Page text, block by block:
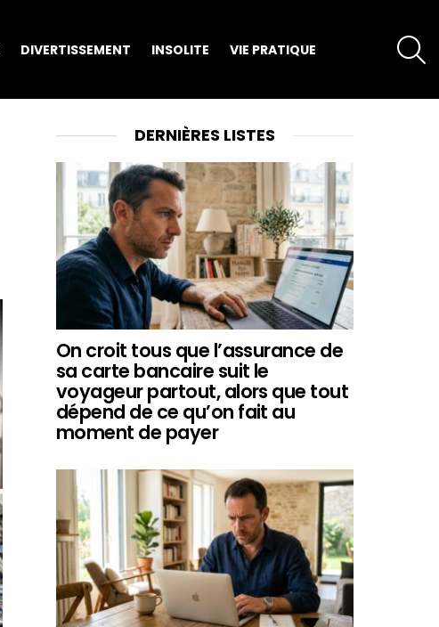
DIVERTISSEMENT INSOLITE VIE PRATIQUE
DERNIÈRES LISTES
On croit tous que l’assurance de
sa carte bancaire suit le
voyageur partout, alors que tout
dépend de ce qu’on fait au
moment de payer